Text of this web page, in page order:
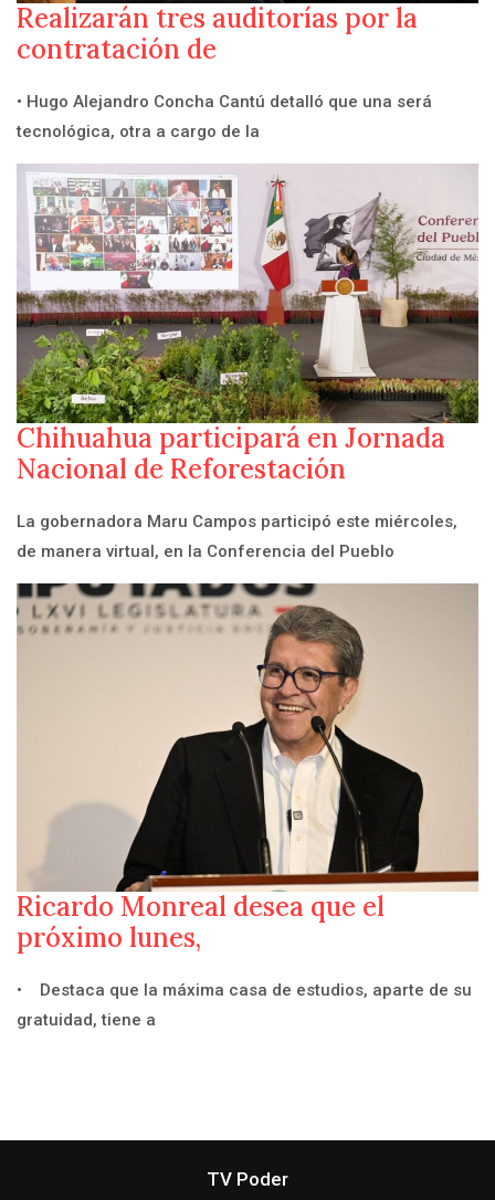
Realizarán tres auditorías por la
contratación de
• Hugo Alejandro Concha Cantú detalló que una será
tecnológica, otra a cargo de la
Chihuahua participará en Jornada
Nacional de Reforestación
La gobernadora Maru Campos participó este miércoles,
de manera virtual, en la Conferencia del Pueblo
Ricardo Monreal desea que el
próximo lunes,
• Destaca que la máxima casa de estudios, aparte de su
gratuidad, tiene a
TV Poder